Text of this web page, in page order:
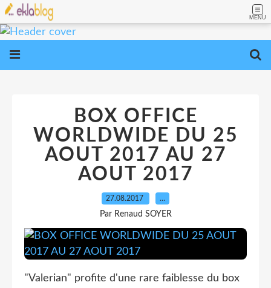
MENU
BOX OFFICE
WORLDWIDE DU 25
AOUT 2017 AU 27
AOUT 2017
27.08.2017 …
Par Renaud SOYER
"Valerian" profite d'une rare faiblesse du box